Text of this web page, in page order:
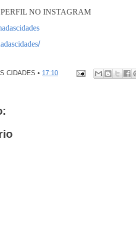
NO INSTAGRAM
/
CIDADES • 17:10